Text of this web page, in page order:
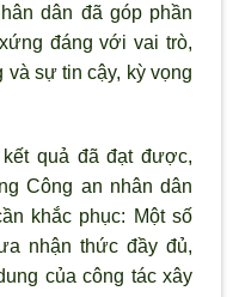
dân đã góp phần
đáng với vai trò,
và sự tin cậy, kỳ vọng
quả đã đạt được,
Công an nhân dân
khắc phục: Một số
nhận thức đầy đủ,
của công tác xây